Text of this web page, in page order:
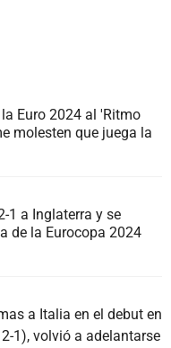
Euro 2024 al 'Ritmo
molesten que juega la
1 a Inglaterra y se
de la Eurocopa 2024
a Italia en el debut en
1), volvió a adelantarse